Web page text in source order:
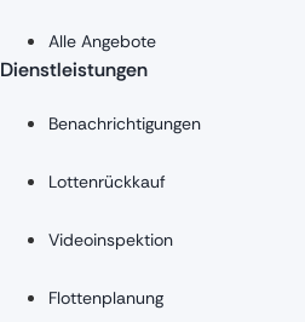
Alle Angebote
Dienstleistungen
Benachrichtigungen
Lottenrückkauf
Videoinspektion
Flottenplanung